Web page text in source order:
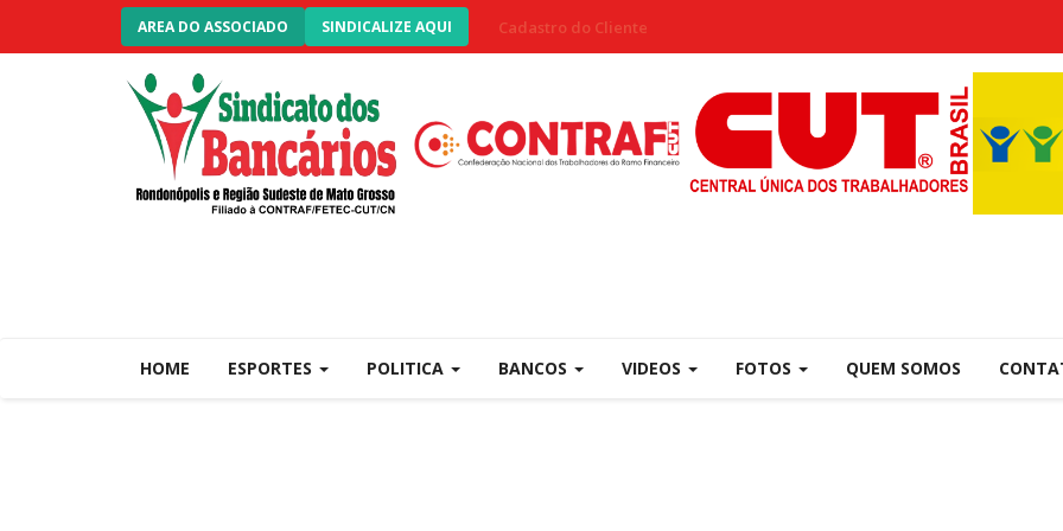
AREA DO ASSOCIADO SINDICALIZE AQUI Cadastro do Cliente
HOME ESPORTES POLITICA BANCOS VIDEOS FOTOS QUEM SOMOS